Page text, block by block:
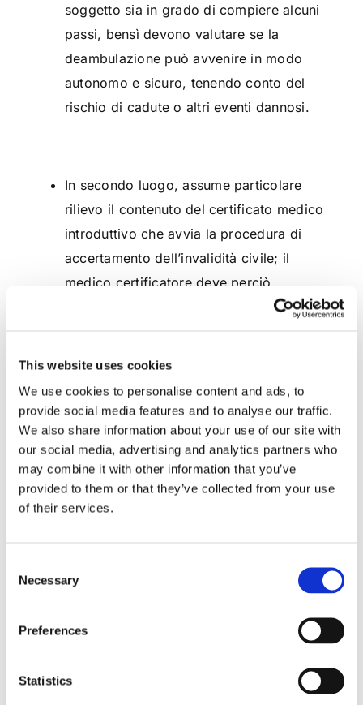
This website uses cookies
We use cookies to personalise content and ads, to
provide social media features and to analyse our traffic.
We also share information about your use of our site with
our social media, advertising and analytics partners who
may combine it with other information that you’ve
provided to them or that they’ve collected from your use
of their services.
Selection
Necessary
Preferences
Statistics
soggetto sia in grado di compiere alcuni
passi, bensì devono valutare se la
deambulazione può avvenire in modo
autonomo e sicuro, tenendo conto del
rischio di cadute o altri eventi dannosi.
In secondo luogo, assume particolare
rilievo il contenuto del certificato medico
introduttivo che avvia la procedura di
accertamento dell’invalidità civile; il
medico certificatore deve perciò
cadute o necessità di supervisione
continua negli spostamenti.
Da ultimo, nel contenzioso previdenziale, il
consulente tecnico nominato dal giudice è
chiamato a considerare non soltanto gli aspetti
continua.
Soffermandoci in conclusione sulla ratio di tale
una lettura sistematica dei principi